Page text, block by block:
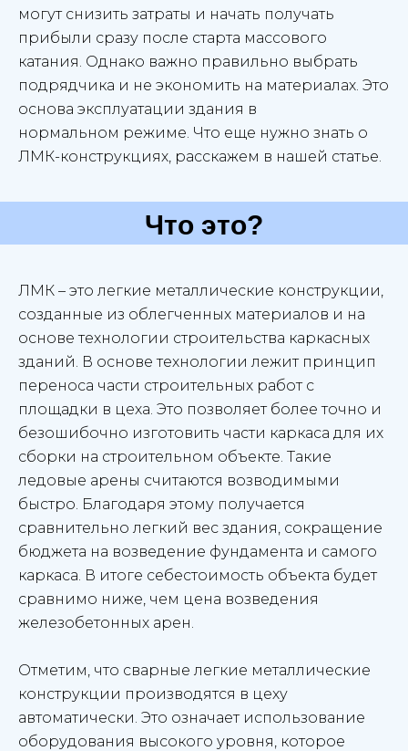
могут снизить затраты и начать получать
прибыли сразу после старта массового
катания. Однако важно правильно выбрать
подрядчика и не экономить на материалах. Это
основа эксплуатации здания в
нормальном режиме. Что еще нужно знать о
ЛМК-конструкциях, расскажем в нашей статье.
Что это?
ЛМК – это легкие металлические конструкции,
созданные из облегченных материалов и на
основе технологии строительства каркасных
зданий. В основе технологии лежит принцип
переноса части строительных работ с
площадки в цеха. Это позволяет более точно и
безошибочно изготовить части каркаса для их
сборки на строительном объекте. Такие
ледовые арены считаются возводимыми
быстро. Благодаря этому получается
сравнительно легкий вес здания, сокращение
бюджета на возведение фундамента и самого
каркаса. В итоге себестоимость объекта будет
сравнимо ниже, чем цена возведения
железобетонных арен.
Отметим, что сварные легкие металлические
конструкции производятся в цеху
автоматически. Это означает использование
оборудования высокого уровня, которое